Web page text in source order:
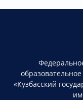
«Кузбасский